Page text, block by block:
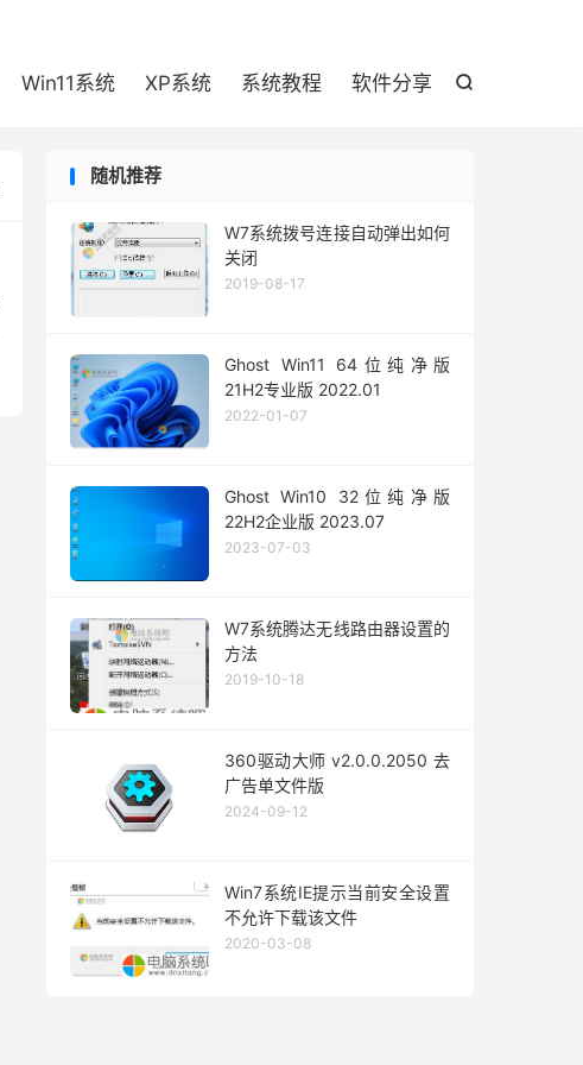

Win11系统 XP系统 系统教程 软件分享
随机推荐
W7系统拨号连接自动弹出如何
关闭
2019-08-17
Ghost Win11 64位纯净版
21H2专业版 2022.01
2022-01-07
Ghost Win10 32位纯净版
22H2企业版 2023.07
2023-07-03
W7系统腾达无线路由器设置的
方法
2019-10-18
360驱动大师 v2.0.0.2050 去
广告单文件版
2024-09-12
Win7系统IE提示当前安全设置
不允许下载该文件
2020-03-08